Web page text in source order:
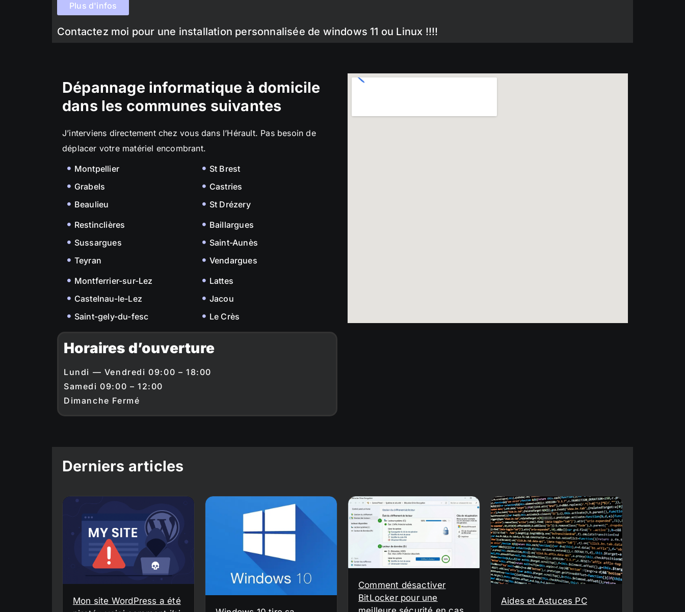
Plus d'infos
Contactez moi pour une installation personnalisée de windows 11 ou Linux !!!!
Dépannage informatique à domicile
dans les communes suivantes
J’interviens directement chez vous dans l’Hérault. Pas besoin de
déplacer votre matériel encombrant.
Montpellier
Grabels
Beaulieu
St Brest
Castries
St Drézery
Restinclières
Sussargues
Teyran
Baillargues
Saint-Aunès
Vendargues
Montferrier-sur-Lez
Castelnau-le-Lez
Saint-gely-du-fesc
Lattes
Jacou
Le Crès
Horaires d’ouverture
Lundi — Vendredi 09:00 – 18:00
Samedi 09:00 – 12:00
Dimanche Fermé
Derniers articles
Mon site WordPress a été
Comment désactiver
BitLocker pour une
Aides et Astuces PC